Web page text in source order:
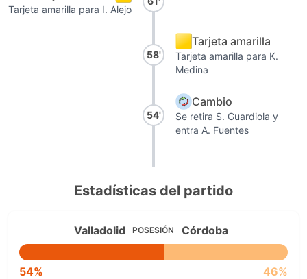
Tarjeta amarilla para I. Alejo
58'
Tarjeta amarilla
Tarjeta amarilla para K.
Medina
54'
Cambio
Se retira S. Guardiola y
entra A. Fuentes
Estadísticas del partido
Valladolid POSESIÓN Córdoba
54% 46%